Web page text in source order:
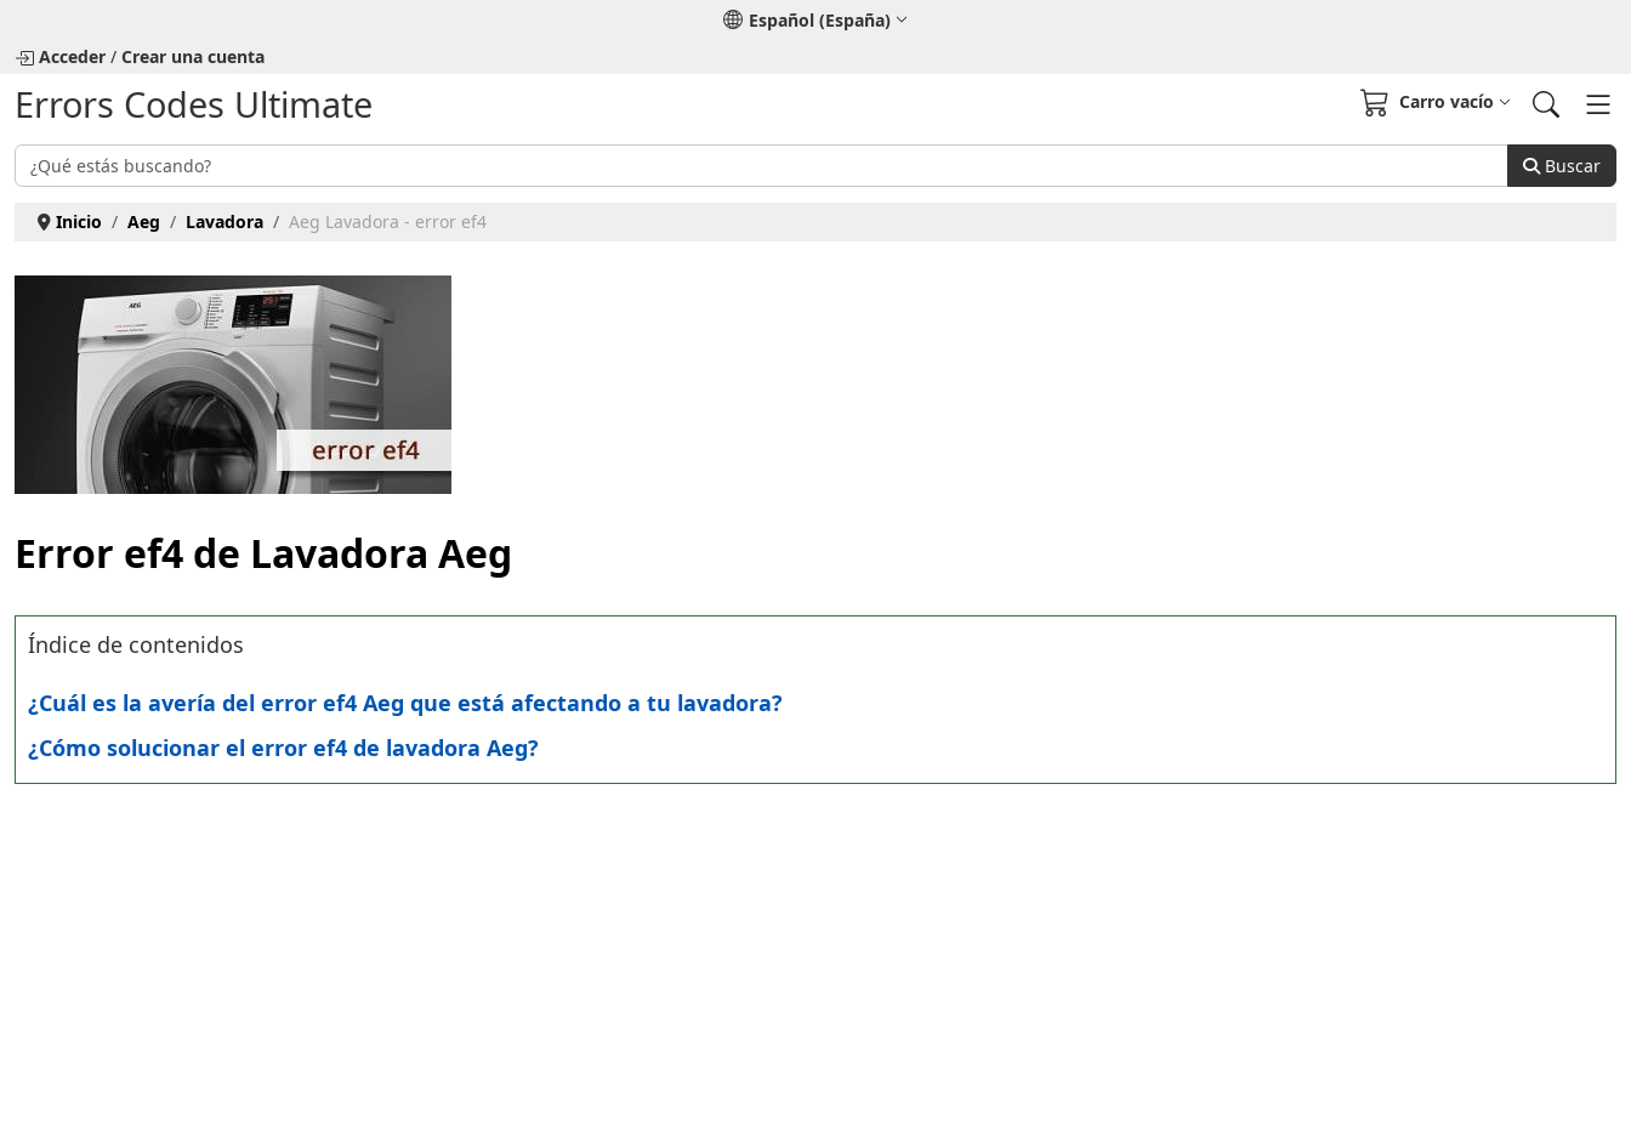
Español (España)
Acceder / Crear una cuenta
Errors Codes Ultimate
Buscar Buscar
Carro vacío
Inicio Aeg Lavadora Aeg Lavadora - error ef4
Error ef4 de Lavadora Aeg
Índice de contenidos
¿Cuál es la avería del error ef4 Aeg que está afectando a tu lavadora?
¿Cómo solucionar el error ef4 de lavadora Aeg?